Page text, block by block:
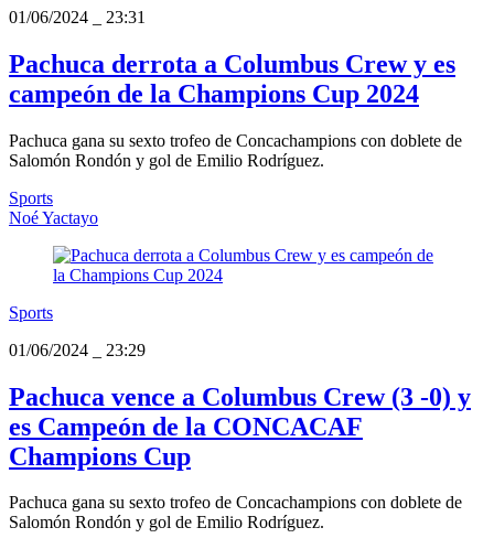
01/06/2024
23:31
Pachuca derrota a Columbus Crew y es
campeón de la Champions Cup 2024
Pachuca gana su sexto trofeo de Concachampions con doblete de
Salomón Rondón y gol de Emilio Rodríguez.
Sports
Noé Yactayo
Sports
01/06/2024
23:29
Pachuca vence a Columbus Crew (3 -0) y
es Campeón de la CONCACAF
Champions Cup
Pachuca gana su sexto trofeo de Concachampions con doblete de
Salomón Rondón y gol de Emilio Rodríguez.